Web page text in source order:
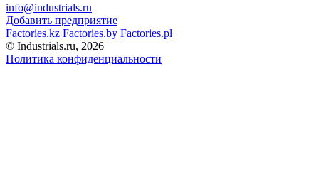
info@industrials.ru
Добавить предприятие
Factories.kz Factories.by Factories.pl
© Industrials.ru, 2026
Политика конфиденциальности